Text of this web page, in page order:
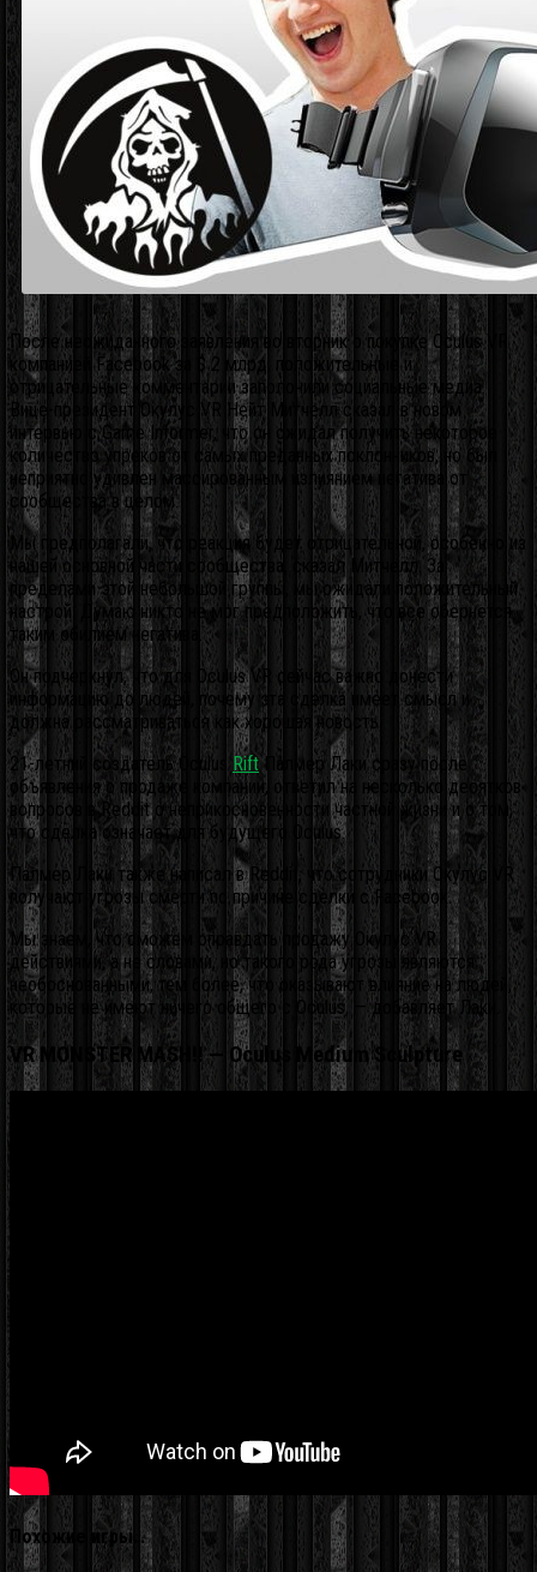
После неожиданного заявления во вторник о покупке Oculus VR
компанией Facebook за $ 2 млрд, положительные и
отрицательные комментарии заполонили социальные медиа.
Вице-президент Окулус VR Нейт Митчелл сказал в новом
интервью с Game Informer, что он ожидал получить некоторое
количество упреков от самых преданных поклонников, но был
неприятно удивлен массированным излиянием негатива от
сообщества в целом.
Мы предполагали, что реакция будет отрицательной, особенно из
нашей основной части сообщества, сказал Митчелл. За
пределами этой небольшой группы, мы ожидали положительный
настрой. Думаю никто не мог предположить, что все обернется
таким обилием негатива.
Он подчеркнул, что для Oculus VR сейчас важно донести
информацию до людей, почему эта сделка имеет смысл и
должна рассматриваться как хорошая новость.
21-летний создатель Oculus
Rift Палмер Лаки сразу после
объявления о продаже компании, ответил на несколько десятков
вопросов в Reddit о неприкосновенности частной жизни и о том,
что сделка означает для будущего Oculus.
Палмер Лаки также написал в Reddit, что сотрудники Окулус VR
получают угрозы смерти по причине сделки с Facebook.
Мы знаем, что сможем оправдать продажу Окулус VR
действиями, а не словами, но такого рода угрозы являются
необоснованными, тем более, что оказывают влияние на людей,
которые не имеют ничего общего с Oculus, — добавляет Лаки.
VR MONSTER MASH!! — Oculus Medium Sculpture
Похожие игры…